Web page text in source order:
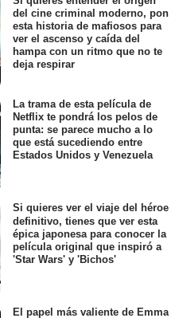
del cine criminal moderno, pon
esta historia de mafiosos para
ver el ascenso y caída del
hampa con un ritmo que no te
deja respirar
La trama de esta película de
Netflix te pondrá los pelos de
punta: se parece mucho a lo
que está sucediendo entre
Estados Unidos y Venezuela
Si quieres ver el viaje del héroe
definitivo, tienes que ver esta
épica japonesa para conocer la
película original que inspiró a
'Star Wars' y 'Bichos'
El papel más valiente de Emma